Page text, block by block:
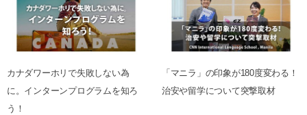
カナダワーホリで失敗しない為
に。インターンプログラムを知ろ
う！
「マニラ」の印象が180度変わる！
治安や留学について突撃取材